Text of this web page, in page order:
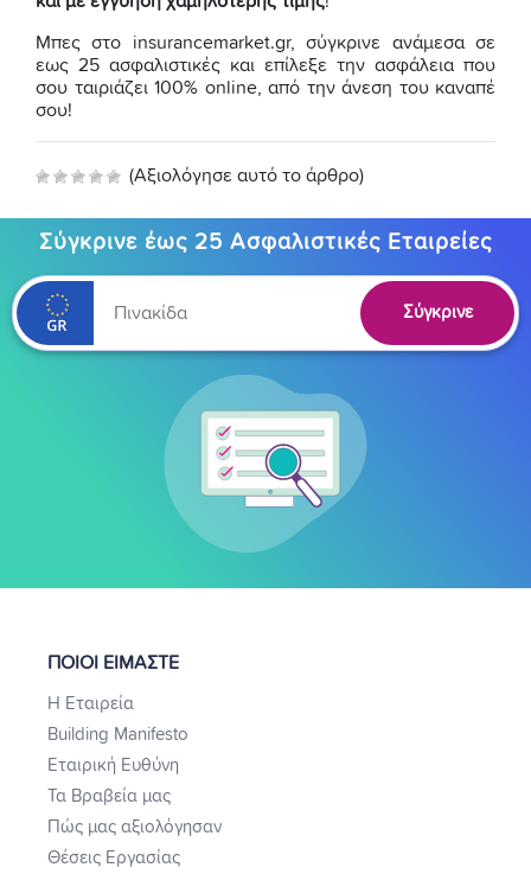
Μπες στο insurancemarket.gr, σύγκρινε ανάμεσα σε
εως 25 ασφαλιστικές και επίλεξε την ασφάλεια που
σου ταιριάζει 100% online, από την άνεση του καναπέ
σου!
(Αξιολόγησε αυτό το άρθρο)
Σύγκρινε έως 25 Ασφαλιστικές Εταιρείες
Σύγκρινε
ΠΟΙΟΙ ΕΙΜΑΣΤΕ
Η Εταιρεία
Building Manifesto
Εταιρική Ευθύνη
Τα Βραβεία μας
Πώς μας αξιολόγησαν
Θέσεις Εργασίας